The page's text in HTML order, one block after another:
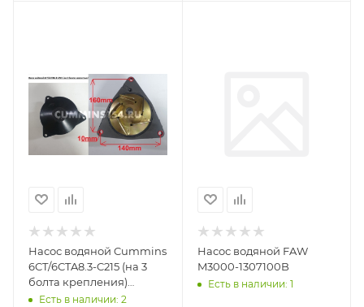
Насос водяной Cummins
6CT/6CTA8.3-C215 (на 3
болта крепления)
966841/4309478 04693
Есть в наличии: 2
Насос водяной FAW
M3000-1307100B
Есть в наличии: 1